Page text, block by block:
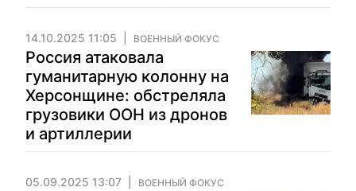
14.10.2025 11:05 ВОЕННЫЙ ФОКУС
Россия атаковала
гуманитарную колонну на
Херсонщине: обстреляла
грузовики ООН из дронов
и артиллерии
05.09.2025 13:07 ВОЕННЫЙ ФОКУС